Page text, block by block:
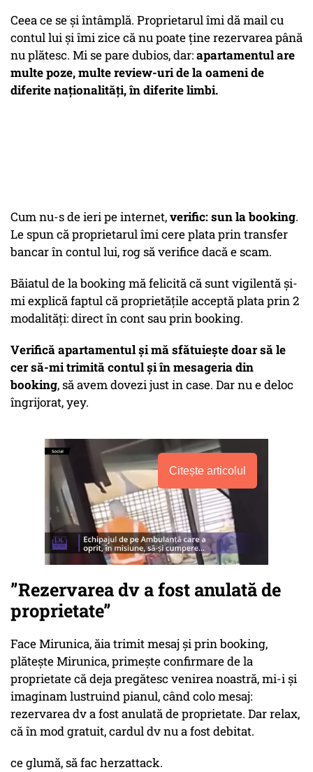
Ceea ce se și întâmplă. Proprietarul îmi dă mail cu
contul lui și îmi zice că nu poate ține rezervarea până
nu plătesc. Mi se pare dubios, dar:apartamentul are
multe poze, multe review-uri de la oameni de
diferite naționalități, în diferite limbi.
Cum nu-s de ieri pe internet,verific: sun la booking.
Le spun că proprietarul îmi cere plata prin transfer
bancar în contul lui, rog să verifice dacă e scam.
Băiatul de la booking mă felicită că sunt vigilentă și-
mi explică faptul că proprietățile acceptă plata prin 2
modalități: direct în cont sau prin booking.
Verifică apartamentul și mă sfătuiește doar să le
cer să-mi trimită contul și în mesageria din
booking, să avem dovezi just in case. Dar nu e deloc
îngrijorat, yey.
Citește articolul
”Rezervarea dv a fost anulată de
proprietate”
Face Mirunica, ăia trimit mesaj și prin booking,
plătește Mirunica, primește confirmare de la
proprietate că deja pregătesc venirea noastră, mi-i și
imaginam lustruind pianul, când colo mesaj:
rezervarea dv a fost anulată de proprietate. Dar relax,
că în mod gratuit, cardul dv nu a fost debitat.
ce glumă, să fac herzattack.